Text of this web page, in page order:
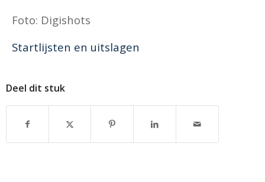
Foto: Digishots
Startlijsten en uitslagen
Deel dit stuk